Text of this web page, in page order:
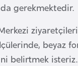
gerekmektedir.
beyaz
belirtmek